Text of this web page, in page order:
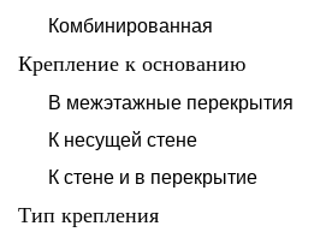
Комбинированная
Крепление к основанию
В межэтажные перекрытия
К несущей стене
К стене и в перекрытие
Тип крепления